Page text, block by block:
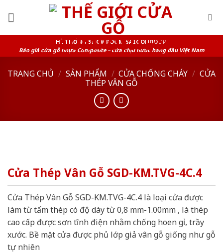
HỆ THỐNG SHOWROOM SAIGONDOOR
Báo giá cửa gỗ nhựa Composite – cửa chịu nước hàng đầu Việt Nam
TRANG CHỦ / SẢN PHẨM / CỬA CHỐNG CHÁY / CỬA
THÉP VÂN GỖ
Cửa Thép Vân Gỗ SGD-KM.TVG-4C.4
Cửa Thép Vân Gỗ SGD-KM.TVG-4C.4 là loại cửa được
làm từ tấm thép có độ dày từ 0,8 mm-1.00mm , là thép
cao cấp được sơn tĩnh điện nhằm chống hoen gỉ, trầy
xước. Bề mặt cửa được phủ lớp giả vân gỗ giống như gỗ
tự nhiên